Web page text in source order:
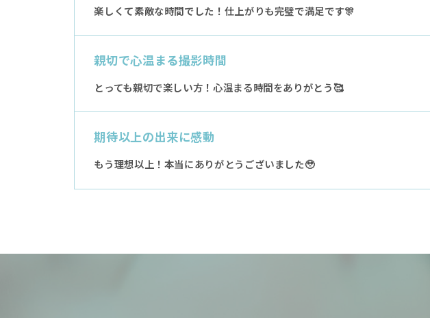
楽しくて素敵な時間でした！仕上がりも完璧で満足です🎊
親切で心温まる撮影時間
とっても親切で楽しい方！心温まる時間をありがとう🥰
期待以上の出来に感動
もう理想以上！本当にありがとうございました🥹